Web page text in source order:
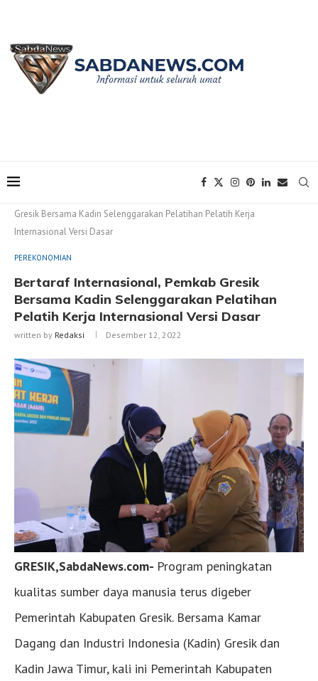
Gresik Bersama Kadin Selenggarakan Pelatihan Pelatih Kerja
Internasional Versi Dasar
PEREKONOMIAN
Bertaraf Internasional, Pemkab Gresik
Bersama Kadin Selenggarakan Pelatihan
Pelatih Kerja Internasional Versi Dasar
written by Redaksi Desember 12, 2022
GRESIK,SabdaNews.com- Program peningkatan
kualitas sumber daya manusia terus digeber
Pemerintah Kabupaten Gresik. Bersama Kamar
Dagang dan Industri Indonesia (Kadin) Gresik dan
Kadin Jawa Timur, kali ini Pemerintah Kabupaten